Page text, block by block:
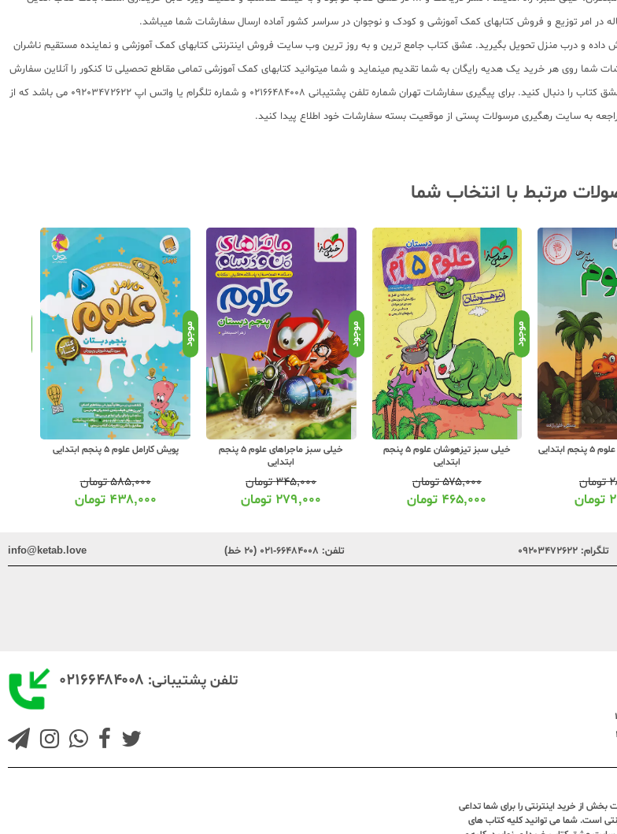
داده و درب منزل تحویل بگیرید. عشق کتاب جامع ترین و به روز ترین وب سایت فروش اینترنتی کتابهای کمک آموزشی و نماینده مستقیم ناشران
در امر توزیع کتاب، علاوه بر ارسال سفارشات شما روی هر خرید یک هدیه رایگان به شما تقدیم مینماید و شما میتوانید کتابهای کمک آموزشی تمامی مقاطع تحصیلی تا کنکور را آنلاین سفارش
داده و درب منزل دریافت نمایید. برای اطلاع از شرایط ویژه تخفیف و جشنواره های عشق کتاب اینستاگرام عشق کتاب را دنبال کنید. برای پیگیری سفارشات تهران شماره تلفن پشتیبانی 02166484008 و شماره تلگرام یا واتس اپ 09203472622 می باشد که از
مرتبط با انتخاب شما
تومان
تومان
موجود
خیلی سبز تیزهوشان علوم 5 پنجم
ابتدایی
۵۷۵,۰۰۰تومان
۴۶۵,۰۰۰ تومان
موجود
خیلی سبز ماجراهای علوم 5 پنجم
ابتدایی
۳۴۵,۰۰۰تومان
۲۷۹,۰۰۰ تومان
موجود
پویش کارامل علوم 5 پنجم ابتدایی
۵۸۵,۰۰۰تومان
۴۳۸,۰۰۰ تومان
تلگرام: ۰۹۲۰۳۴۷۲۶۲۲ تلفن: ۶۶۴۸۴۰۰۸-۰۲۱ (۲۰ خط) info@ketab.love
تلفن پشتیبانی: ۰۲۱۶۶۴۸۴۰۰۸
از خرید اینترنتی را برای شما تداعی
است. شما می توانید کلیه کتاب های